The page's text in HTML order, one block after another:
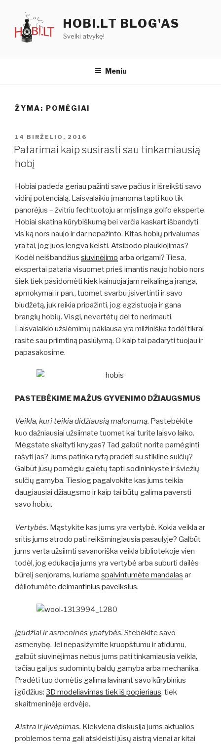
turinio
HOBI.LT BLOG'AS
Sveiki atvykę!
Meniu
ŽYMA: POMĖGIAI
PASKELBTA
14 BIRŽELIO, 2016
Patarimai kaip susirasti sau tinkamiausią
hobį
Hobiai padeda geriau pažinti save pačius ir išreikšti savo
vidinį potencialą. Laisvalaikiu įmanoma tapti kuo tik
panorėjus – žvitriu fechtuotoju ar mįslinga golfo eksperte.
Hobiai skatina kūrybiškumą bei verčia kaskart išbandyti
vis ką nors naujo ir dar nepažinto. Kitas hobių privalumas
yra tai, jog juos lengva keisti. Atsibodo plaukiojimas?
Kodėl neišbandžius siuvinėjimo arba origami? Tiesa,
ekspertai pataria visuomet prieš imantis naujo hobio nors
šiek tiek pasidomėti kiek kainuoja jam reikalinga įranga,
apmokymai ir pan., tuomet svarbu įsivertinti ir savo
biudžetą, juk reikia pripažinti, jog egzistuoja ir gana
brangių hobių. Visgi, nevertėtų dėl to nerimauti.
Laisvalaikio užsiėmimų paklausa yra milžiniška todėl tikrai
rasite sau priimtiną pasiūlymą. O kaip tai padaryti tuojau ir
papasakosime.
PASTEBĖKIME MAŽUS GYVENIMO DŽIAUGSMUS
Veikla, kuri teikia didžiausią malonumą. Pastebėkite
kuo dažniausiai užsiimate tuomet kai turite laisvo laiko.
Mėgstate skaityti knygas? Tad galbūt norite pamėginti
rašyti jas? Jums patinka rytą pradėti su stikline sulčių?
Galbūt jūsų pomėgiu galėtų tapti sodininkystė ir šviežių
sulčių gamyba. Tiesiog pagalvokite kas jums teikia
daugiausiai džiaugsmo ir kaip tai būtų galima paversti
savo hobiu.
Vertybės. Mąstykite kas jums yra vertybė. Kokia veikla ar
sritis jums atrodo pati reikšmingiausia pasaulyje? Galbūt
jums verta užsiimti savanoriška veikla bibliotekoje vien
todėl, jog edukacija jums yra vertybė arba suburti dailės
būrelį senjorams, kuriame spalvintumėte mandalas ar
dėliotumėte deimantinius paveikslus.
Įgūdžiai ir asmeninės ypatybės. Stebėkite savo
asmenybę. Jei nepasižymite kruopštumu ir atidumu,
galbūt siuvinėjimas nebus jums pati tinkamiausia veikla,
tačiau gal jus sudomintų baldų gamyba arba mechanika.
Pradėti tuo domėtis galima lavinant savo kūrybinius
įgūdžius: 3D modeliavimas tiek iš popieriaus, tiek
skaitmeninėje erdvėje.
Aistra ir įkvėpimas. Kiekviena diskusija jums aktualios
problemos tema gali atskleisti jūsų aistrą vienai ar kitai